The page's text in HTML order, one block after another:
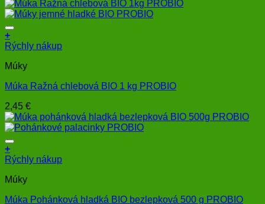
+
Rýchly nákup
Múky
Múka Ražná chlebová BIO 1 kg PROBIO
2,45 €
+
Rýchly nákup
Múky
Múka Pohánková hladká BIO bezlepková 500 g PROBIO